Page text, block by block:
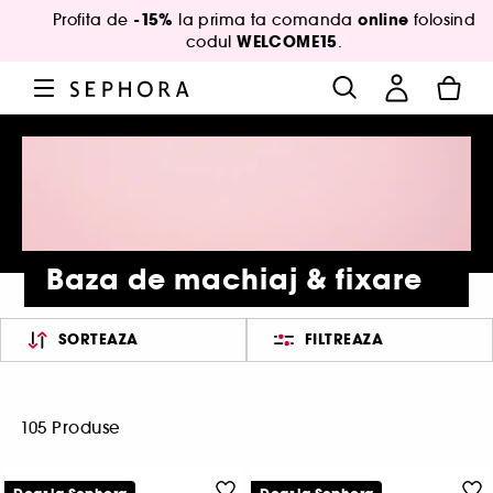
Profita de -15% la prima ta comandaonline folosind
codulWELCOME15.
Baza de machiaj & fixare
SORTEAZA FILTREAZA
105 Produse